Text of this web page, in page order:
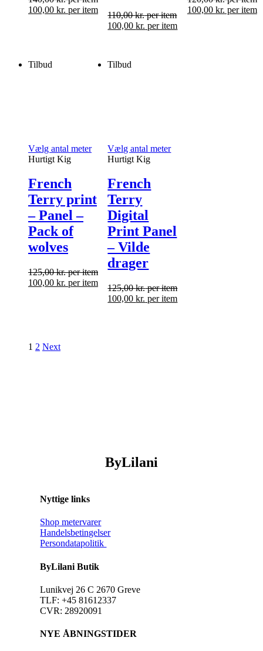
100,00 kr. per item
110,00kr.per item
100,00kr. per item
100,00 kr. per item
Tilbud
Vælg antal meter
Hurtigt Kig
French
Terry print
– Panel –
Pack of
wolves
125,00kr.per item
100,00 kr. per item
Tilbud
Vælg antal meter
Hurtigt Kig
French
Terry
Digital
Print Panel
– Vilde
drager
125,00kr.per item
100,00kr. per item
1 2 Next
ByLilani
Nyttige links
Shop metervarer
Handelsbetingelser
Persondatapolitik
ByLilani Butik
Lunikvej 26 C 2670 Greve
TLF: +45 81612337
CVR: 28920091
NYE ÅBNINGSTIDER